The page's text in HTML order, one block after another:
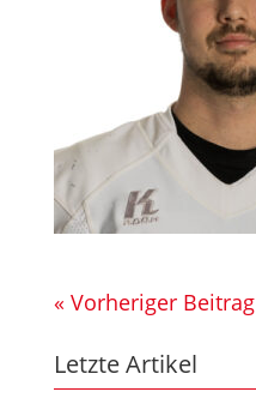
« Vorheriger Beitrag
Letzte Artikel